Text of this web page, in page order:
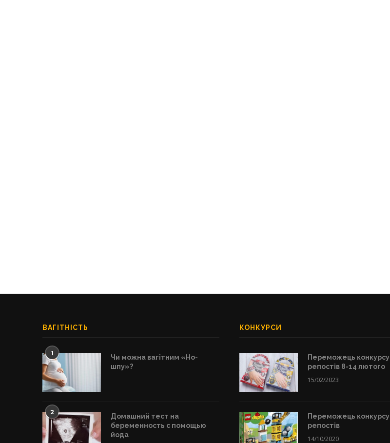
ВАГІТНІСТЬ
1
Чи можна вагітним «Но-
шпу»?
2
Домашний тест на
беременность с помощью
йода
КОНКУРСИ
Переможець конкурсу
репостів 8-14 лютого
15/02/2023
Переможець конкурсу
репостів
14/10/2020